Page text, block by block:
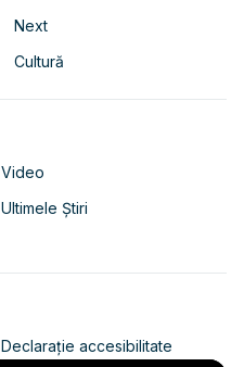
Next
Cultură
Video
Ultimele Știri
Declarație accesibilitate